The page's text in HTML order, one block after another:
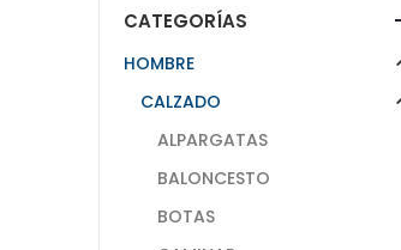
CATEGORÍAS
HOMBRE
CALZADO
ALPARGATAS
BALONCESTO
BOTAS